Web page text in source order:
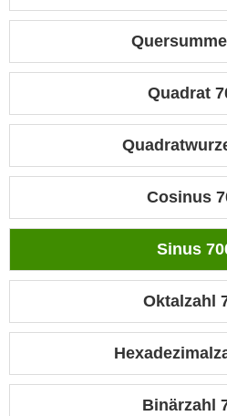
Quadrat
Cosinus
Sinus
Oktalzahl
Binärzahl